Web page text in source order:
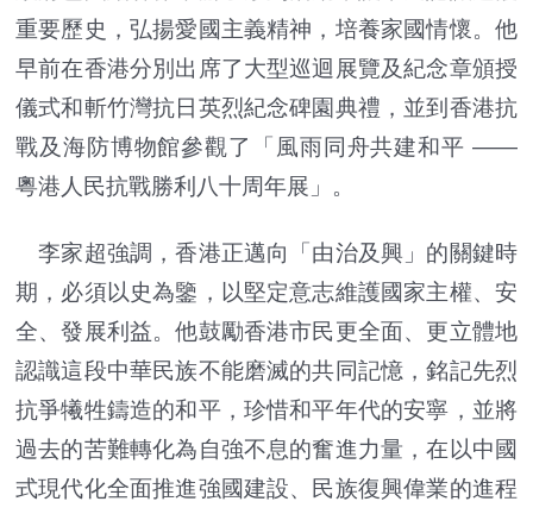
重要歷史，弘揚愛國主義精神，培養家國情懷。他
早前在香港分別出席了大型巡迴展覽及紀念章頒授
儀式和斬竹灣抗日英烈紀念碑園典禮，並到香港抗
戰及海防博物館參觀了「風雨同舟共建和平 ——
粵港人民抗戰勝利八十周年展」。
李家超強調，香港正邁向「由治及興」的關鍵時
期，必須以史為鑒，以堅定意志維護國家主權、安
全、發展利益。他鼓勵香港市民更全面、更立體地
認識這段中華民族不能磨滅的共同記憶，銘記先烈
抗爭犧牲鑄造的和平，珍惜和平年代的安寧，並將
過去的苦難轉化為自強不息的奮進力量，在以中國
式現代化全面推進強國建設、民族復興偉業的進程